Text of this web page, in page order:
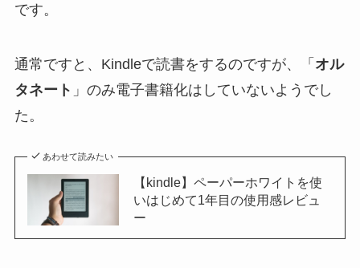
です。
通常ですと、Kindleで読書をするのですが、「 オル
タネート 」のみ電子書籍化はしていないようでし
た。
あわせて読みたい
【kindle】ペーパーホワイトを使
いはじめて1年目の使用感レビュ
ー